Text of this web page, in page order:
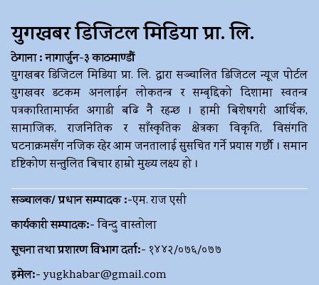
युगखबर डिजिटल मिडिया प्रा. लि.
ठेगाना : नागार्जुन-३ काठमाण्डौं
युगखबर डिजिटल मिडिया प्रा. लि. द्धारा सञ्चालित डिजिटल न्यूज पोर्टल
युगखवर डटकम अनलाईन लोकतन्त्र र सम्बृद्दिको दिशामा स्वतन्त्र
पत्रकारितामार्फत अगाडी बढि नै रहन्छ । हामी बिशेषगरी आर्थिक,
सामाजिक, राजनितिक र साँस्कृतिक क्षेत्रका विकृति, विसंगति
घटनाक्रमसँग नजिक रहेर आम जनतालाई सुसचित गर्ने प्रयास गर्छौ । समान
दृष्टिकोण सन्तुलित बिचार हाम्रो मुख्य लक्ष्य हो ।
सञ्चालक/ प्रधान सम्पादक :-एम. राज एसी
कार्यकारी सम्पादक:-विन्दु वास्तोला
सूचना तथा प्रशारण विभाग दर्ता:- १४४२/०७६/०७७
इमेल:- yugkhabar@gmail.com